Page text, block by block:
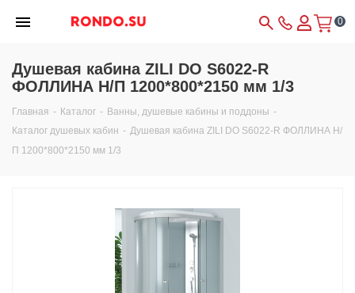
0
Душевая кабина ZILI DO S6022-R
ФОЛЛИНА Н/П 1200*800*2150 мм 1/3
Главная - Каталог - Ванны, душевые кабины и поддоны -
Каталог душевых кабин - Душевая кабина ZILI DO S6022-R ФОЛЛИНА Н/
П 1200*800*2150 мм 1/3